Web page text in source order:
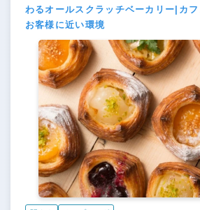
わるオールスクラッチベーカリー|カ
お客様に近い環境